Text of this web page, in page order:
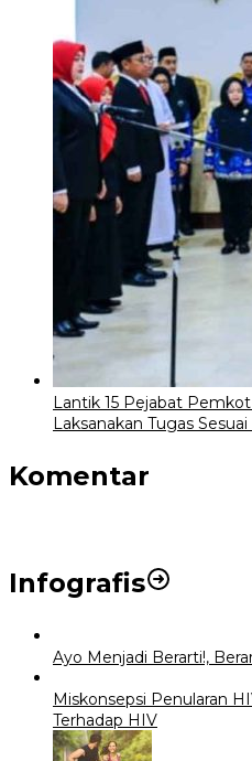
Lantik 15 Pejabat
Laksanakan Tugas
Komentar
Infografis
Ayo Menjadi Berarti!,
Miskonsepsi Penularan
Terhadap HIV